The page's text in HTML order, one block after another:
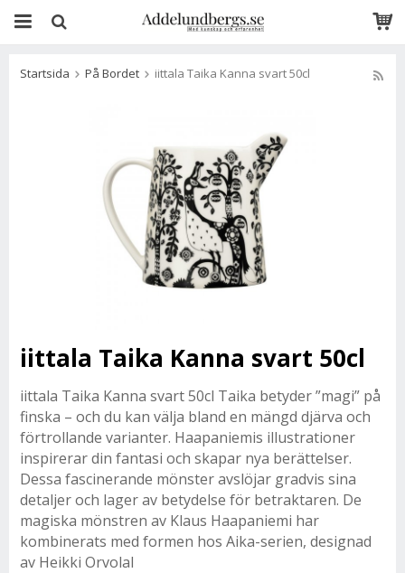
Startsida På Bordet iittala Taika Kanna svart 50cl
iittala Taika Kanna svart 50cl
iittala Taika Kanna svart 50cl Taika betyder ”magi” på
finska – och du kan välja bland en mängd djärva och
förtrollande varianter. Haapaniemis illustrationer
inspirerar din fantasi och skapar nya berättelser.
Dessa fascinerande mönster avslöjar gradvis sina
detaljer och lager av betydelse för betraktaren. De
magiska mönstren av Klaus Haapaniemi har
kombinerats med formen hos Aika-serien, designad
av Heikki OrvolaI